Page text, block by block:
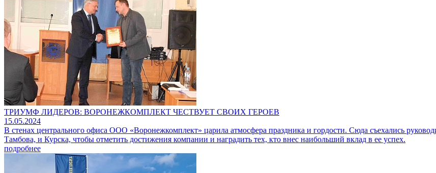
ТРИУМФ ЛИДЕРОВ: ВОРОНЕЖКОМПЛЕКТ ЧЕСТВУЕТ СВОИХ ГЕРОЕВ
15.05.2024
В стенах центрального офиса ООО «Воронежкомплект» царила атмосфера праздника и гордости. Сюда съехались
Тамбова, и Курска, чтобы отметить достижения компании и наградить тех, кто внес наибольший вклад в ее успех.
подробнее